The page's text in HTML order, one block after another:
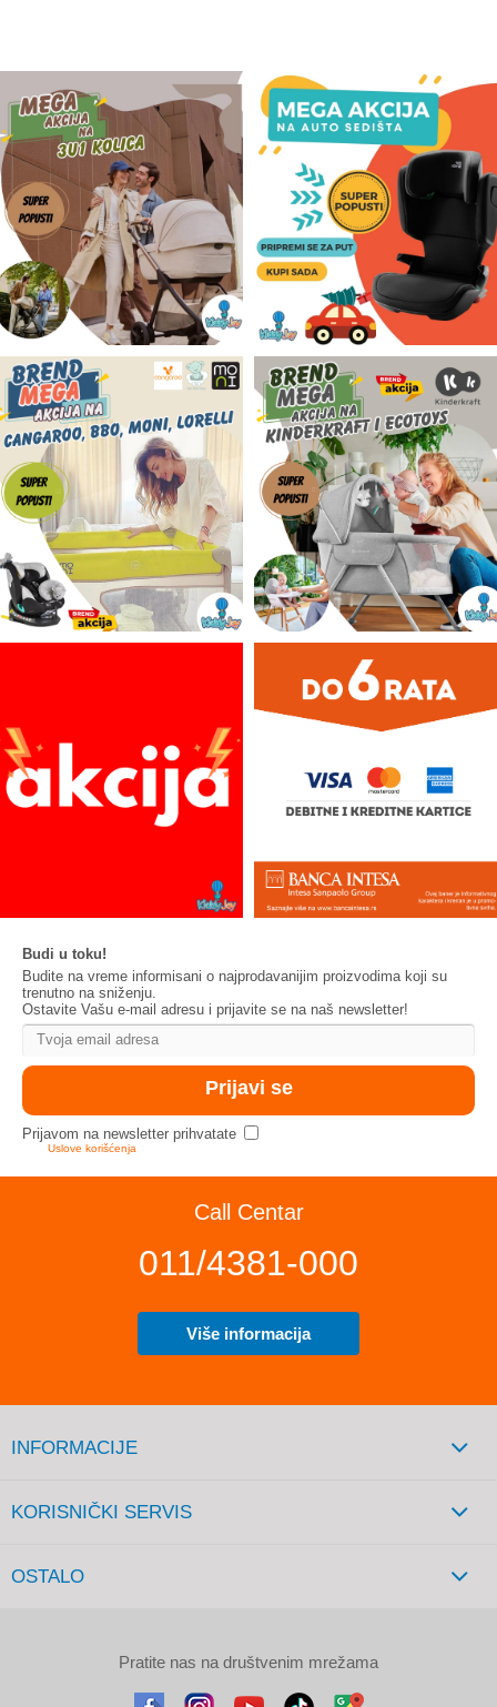
Budi u toku!
Budite na vreme informisani o najprodavanijim proizvodima koji su
trenutno na sniženju.
Ostavite Vašu e-mail adresu i prijavite se na naš newsletter!
Prijavom na newsletter prihvatate
Uslove korišćenja
Call Centar
011/4381-000
Više informacija
INFORMACIJE
KORISNIČKI SERVIS
OSTALO
Pratite nas na društvenim mrežama